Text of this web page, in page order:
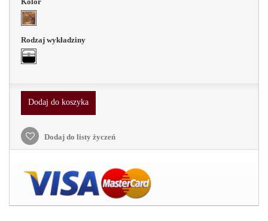
Rodzaj wykładziny
Dodaj do koszyka
Dodaj do listy życzeń